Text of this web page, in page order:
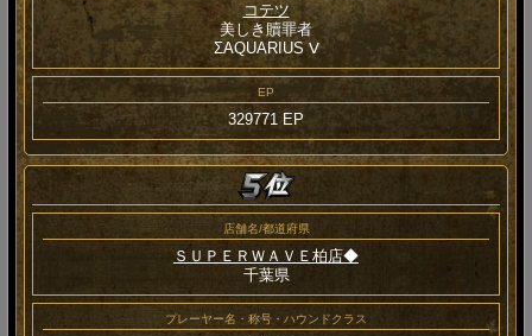
コテツ
美しき贖罪者
ΣAQUARIUS Ⅴ
EP
329771 EP
店舗名/都道府県
ＳＵＰＥＲＷＡＶＥ柏店◆
千葉県
プレーヤー名・称号・ハウンドクラス